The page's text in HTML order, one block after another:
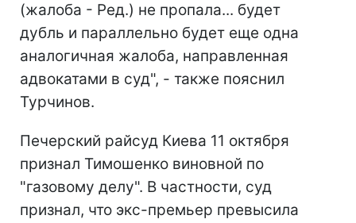
(жалоба - Ред.) не пропала... будет
дубль и параллельно будет еще одна
аналогичная жалоба, направленная
адвокатами в суд", - также пояснил
Турчинов.
Печерский райсуд Киева 11 октября
признал Тимошенко виновной по
"газовому делу". В частности, суд
признал, что экс-премьер превысила